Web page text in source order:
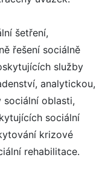
šetření,
řešení sociálně
služby
analytickou,
oblasti,
sociální
krizové
rehabilitace.